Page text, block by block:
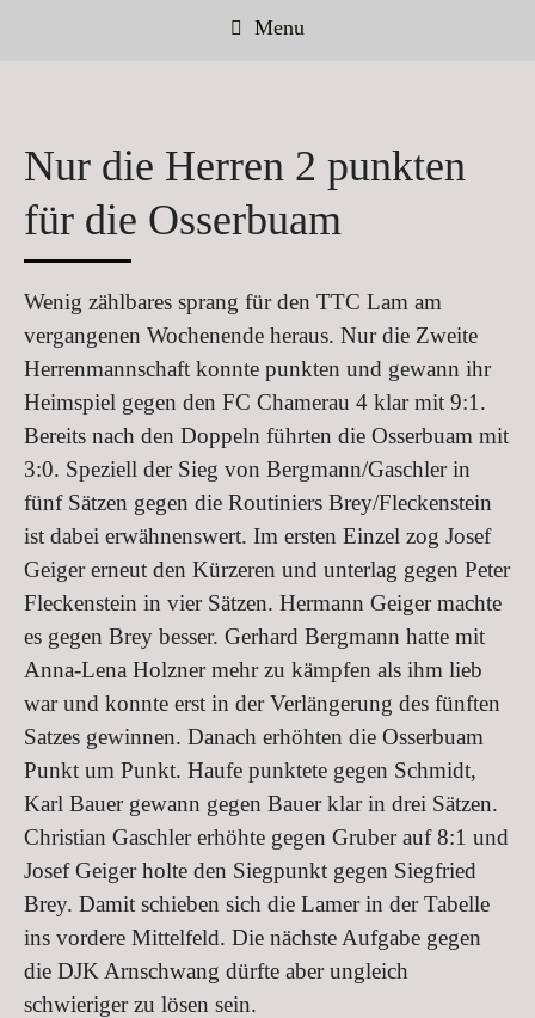
Menu
Nur die Herren 2 punkten
für die Osserbuam
Wenig zählbares sprang für den TTC Lam am
vergangenen Wochenende heraus. Nur die Zweite
Herrenmannschaft konnte punkten und gewann ihr
Heimspiel gegen den FC Chamerau 4 klar mit 9:1.
Bereits nach den Doppeln führten die Osserbuam mit
3:0. Speziell der Sieg von Bergmann/Gaschler in
fünf Sätzen gegen die Routiniers Brey/Fleckenstein
ist dabei erwähnenswert. Im ersten Einzel zog Josef
Geiger erneut den Kürzeren und unterlag gegen Peter
Fleckenstein in vier Sätzen. Hermann Geiger machte
es gegen Brey besser. Gerhard Bergmann hatte mit
Anna-Lena Holzner mehr zu kämpfen als ihm lieb
war und konnte erst in der Verlängerung des fünften
Satzes gewinnen. Danach erhöhten die Osserbuam
Punkt um Punkt. Haufe punktete gegen Schmidt,
Karl Bauer gewann gegen Bauer klar in drei Sätzen.
Christian Gaschler erhöhte gegen Gruber auf 8:1 und
Josef Geiger holte den Siegpunkt gegen Siegfried
Brey. Damit schieben sich die Lamer in der Tabelle
ins vordere Mittelfeld. Die nächste Aufgabe gegen
die DJK Arnschwang dürfte aber ungleich
schwieriger zu lösen sein.